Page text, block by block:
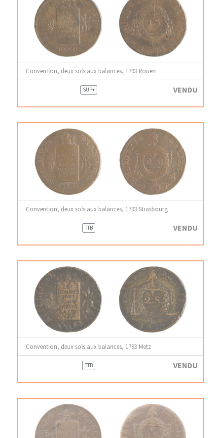
Convention, deux sols aux balances, 1793 Rouen
SUP+ VENDU
Convention, deux sols aux balances, 1793 Strasbourg
TTB VENDU
Convention, deux sols aux balances, 1793 Metz
TTB VENDU